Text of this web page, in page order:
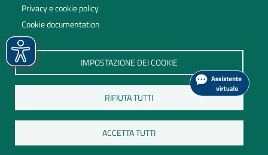
Privacy e cookie policy
Cookie documentation
IMPOSTAZIONE DEI COOKIE
RIFIUTA TUTTI
ACCETTA TUTTI
Università degli Studi dell'Insubria
Sede legale: via Ravasi 2, 21100 Varese
Contact Center
P.IVA 02481820120
(C.F. 95039180120)
PEC: ateneo@pec.uninsubria.it (vedi le altre caselle )